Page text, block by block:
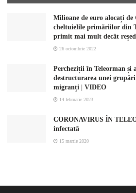
Milioane de euro alocați
cheltuielile primăriilor din
primit mai mult decât
26 octombrie 2022
Percheziții în Teleorman și
destructurarea unei
migranți | VIDEO
14 februarie 2023
CORONAVIRUS ÎN
infectată
15 martie 2020